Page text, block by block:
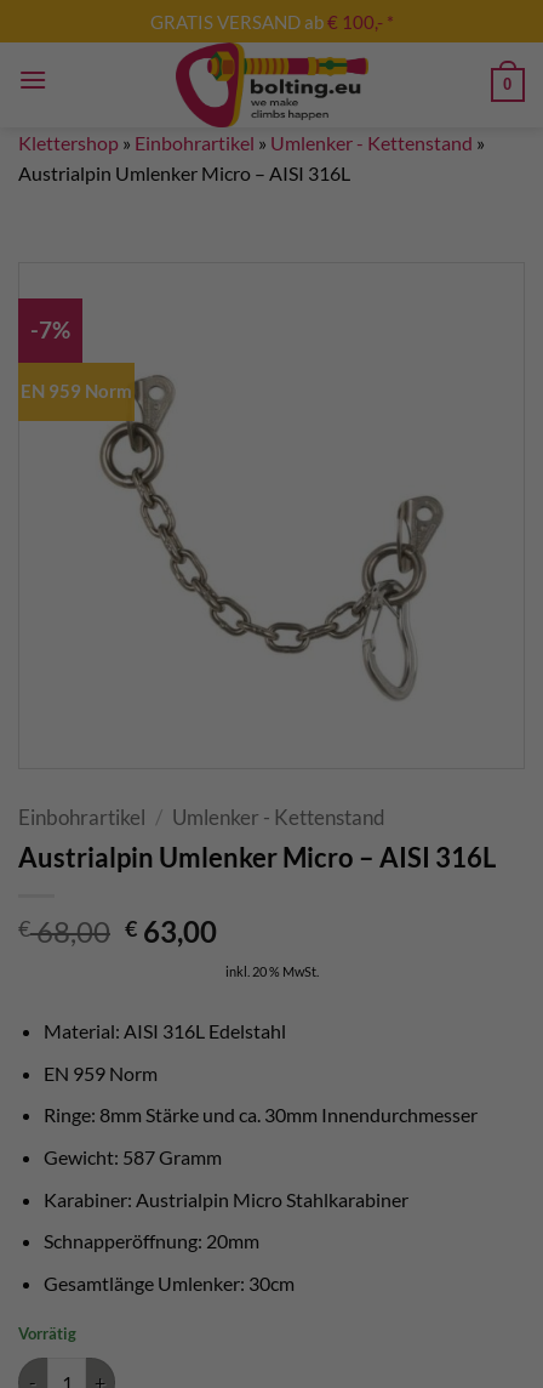
Inhalt
springen
GRATIS VERSAND ab€ 100,- *
0
Klettershop » Einbohrartikel » Umlenker - Kettenstand »
Austrialpin Umlenker Micro – AISI 316L
-7%
EN 959 Norm
Einbohrartikel / Umlenker - Kettenstand
Austrialpin Umlenker Micro – AISI 316L
€68,00 Ursprünglicher
€ 68,00
€ 63,00Aktueller
Preis
ist:
€ 63,00.
inkl. 20 % MwSt.
Material: AISI 316L Edelstahl
EN 959 Norm
Ringe: 8mm Stärke und ca. 30mm Innendurchmesser
Gewicht: 587 Gramm
Karabiner: Austrialpin Micro Stahlkarabiner
Schnapperöffnung: 20mm
Gesamtlänge Umlenker: 30cm
Vorrätig
Austrialpin Umlenker Micro - AISI 316L Menge